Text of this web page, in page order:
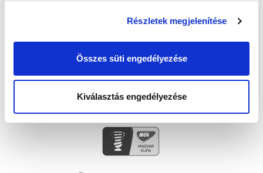
Részletek megjelenítése
Összes süti engedélyezése
Kiválasztás engedélyezése